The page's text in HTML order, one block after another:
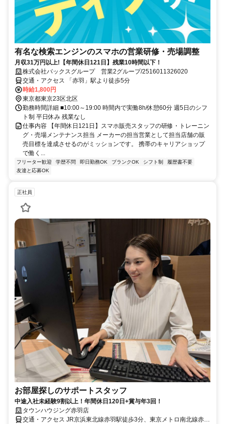
有名な検索エンジンのスマホの営業研修・売場調整
月収31万円以上!【年間休日121日】残業10時間以下！
株式会社バックスグループ 営業2グループ/2516011326020
交通・アクセス 「赤羽」駅より徒歩5分
時給1,800円
東京都東京23区北区
勤務時間詳細 ■10:00～19:00 時間内で実働8h/休憩60分 週5日のシフ
ト制 平日休み 残業なし
仕事内容 【年間休日121日】スマホ販売スタッフの研修・トレーニン
グ・売場メンテナンス担当 メーカーの担当営業として担当店舗の販
売目標を達成させるのがミッションです。 携帯のキャリアショップ
で働く...
フリーター歓迎 学歴不問 即日勤務OK ブランクOK シフト制
履歴書不要
友達と応募OK
正社員
お部屋探しのサポートスタッフ
中途入社未経験9割以上！年間休日120日+賞与年3回！
タウンハウジング赤羽店
交通・アクセス JR京浜東北線赤羽駅徒歩3分、東京メトロ南北線赤羽